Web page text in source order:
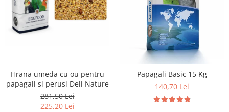
Hrana umeda cu ou pentru
papagali si perusi Deli Nature
281,50 Lei
225,20 Lei
Papagali Basic 15 Kg
140,70 Lei